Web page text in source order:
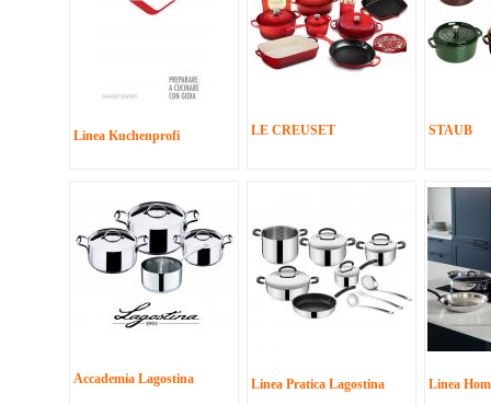
Linea Kuchenprofi LE CREUSET STAUB
Accademia Lagostina Linea Pratica Lagostina Linea